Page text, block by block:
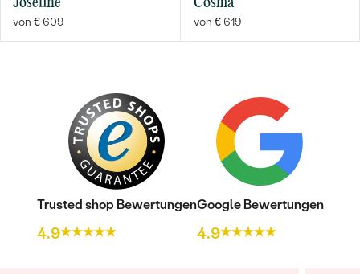
von € 609 von € 619
Trusted shop Bewertungen
4.9
Google Bewertungen
4.9